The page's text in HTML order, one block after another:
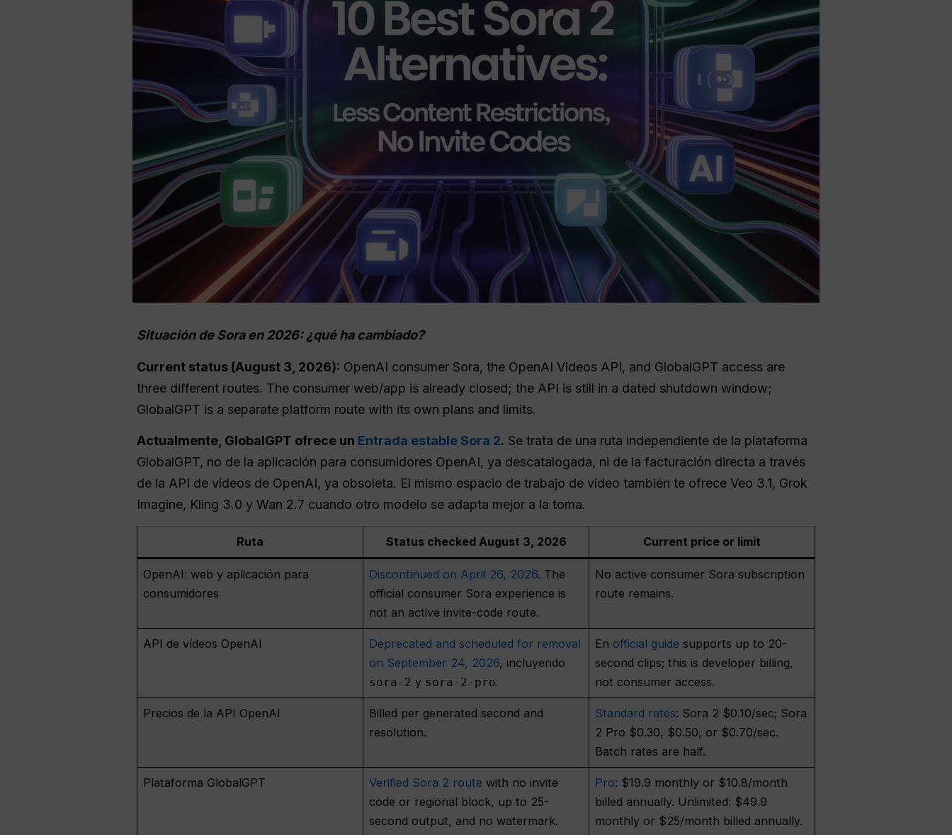
Situación de Sora en 2026: ¿qué ha cambiado?
Current status (August 3, 2026): OpenAI consumer Sora, the OpenAI Videos API, and GlobalGPT access are
three different routes. The consumer web/app is already closed; the API is still in a dated shutdown window;
GlobalGPT is a separate platform route with its own plans and limits.
Actualmente, GlobalGPT ofrece un Entrada estable Sora 2. Se trata de una ruta independiente de la plataforma
GlobalGPT, no de la aplicación para consumidores OpenAI, ya descatalogada, ni de la facturación directa a través
de la API de vídeos de OpenAI, ya obsoleta. El mismo espacio de trabajo de vídeo también te ofrece Veo 3.1, Grok
Imagine, Kling 3.0 y Wan 2.7 cuando otro modelo se adapta mejor a la toma.
Ruta Status checked August 3, 2026 Current price or limit
OpenAI: web y aplicación para
consumidores
Discontinued on April 26, 2026. The
official consumer Sora experience is
not an active invite-code route.
No active consumer Sora subscription
route remains.
API de vídeos OpenAI
Deprecated and scheduled for removal
on September 24, 2026, incluyendo
sora-2 y sora-2-pro.
En official guide supports up to 20-
second clips; this is developer billing,
not consumer access.
Precios de la API OpenAI
Billed per generated second and
resolution.
Standard rates: Sora 2 $0.10/sec; Sora
2 Pro $0.30, $0.50, or $0.70/sec.
Batch rates are half.
Plataforma GlobalGPT Verified Sora 2 route with no invite
code or regional block, up to 25-
second output, and no watermark.
Pro: $19.9 monthly or $10.8/month
billed annually. Unlimited: $49.9
monthly or $25/month billed annually.